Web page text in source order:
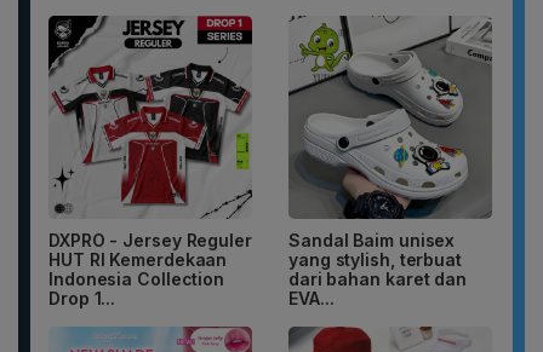
DXPRO - Jersey Reguler
HUT RI Kemerdekaan
Indonesia Collection
Drop 1...
Sandal Baim unisex
yang stylish, terbuat
dari bahan karet dan
EVA...